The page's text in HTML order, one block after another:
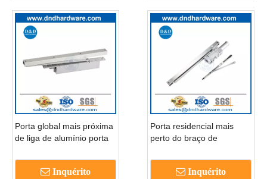
Porta global mais próxima
de liga de alumínio porta
dddc047
Inquérito
Porta residencial mais
perto do braço de
ferro fundido Porta de
deslizamento mais perto-
Inquérito